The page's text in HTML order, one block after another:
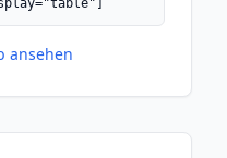
ansehen